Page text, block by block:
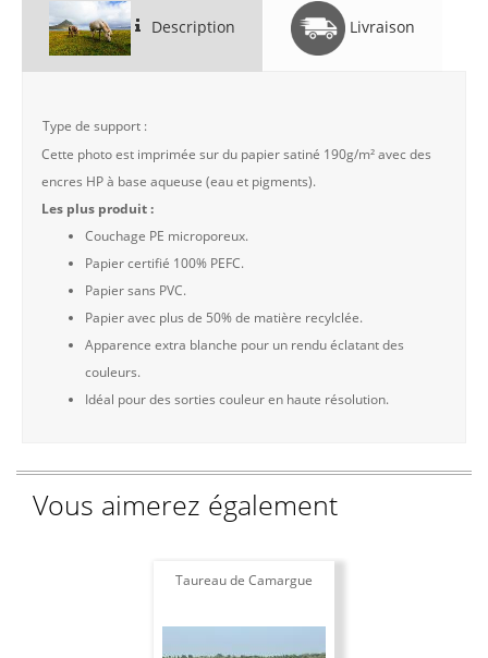
Description Livraison
Type de support :
Cette photo est imprimée sur du papier satiné 190g/m² avec des
encres HP à base aqueuse (eau et pigments).
Les plus produit :
Couchage PE microporeux.
Papier certifié 100% PEFC.
Papier sans PVC.
Papier avec plus de 50% de matière recylclée.
Apparence extra blanche pour un rendu éclatant des
couleurs.
Idéal pour des sorties couleur en haute résolution.
Vous aimerez également
Taureau de Camargue